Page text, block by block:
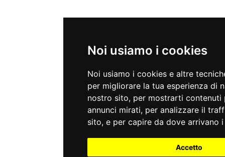
Noi usiamo i cookies
Noi usiamo i cookies e altre
per migliorare la tua esperienza di
nostro sito, per mostrarti contenuti
annunci mirati, per analizzare il
sito, e per capire da dove arrivano
Accetto